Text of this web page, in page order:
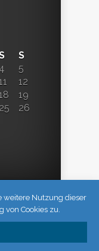
S
4
5
12
19
25
26
weitere Nutzung dieser
von Cookies zu.